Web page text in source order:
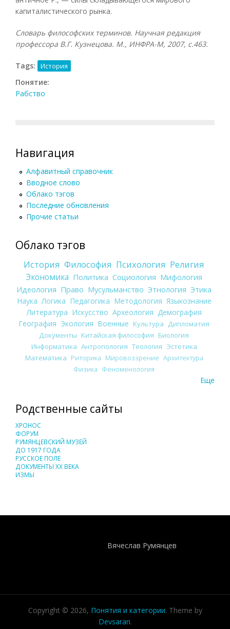
капиталистического рынка.
Словарь философских терминов. Научная редакция
профессора В.Г. Кузнецова. М., ИНФРА-М, 2007, с.463.
Tags: История
Понятие:
Рабство
Навигация
Алфавитный справочник
Вводное слово
Облако тэгов
Последние обновления
Прочие статьи
Облако тэгов
История Философия Психология Религия
Экономика Политика Социология Мифология
Идеология Право Мусульманство Этнология Этика
Наука Логика Педагогика Методология Языкознание
Литература Искусство Археология Демография
География Экология Военные Культура
Дипломатия
Документы Китайская философия Биология
Информатика Антропология Теология Эстетика
Математика Риторика Мировоззрение Архитектура
Физика Феноменология
Еще
Родственные сайты
ХРОНОС
ФОРУМ
РУМЯНЦЕВСКИЙ МУЗЕЙ
ДО 1917 ГОДА
РУССКОЕ ПОЛЕ
ДОКУМЕНТЫ XX ВЕКА
ИЗМЫ
Вячеслав Румянцев
Copyright © 2026, Понятия и категории. Theme by
Devsaran.